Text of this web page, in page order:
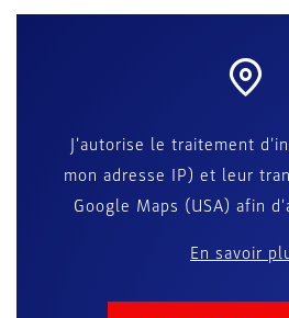
J'autorise le traitement
mon adresse IP) et leur
Google Maps (USA) afin
En savoir